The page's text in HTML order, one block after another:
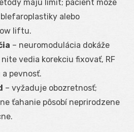
majú limit; pacient môže
alebo
liftu.
– neuromodulácia dokáže
vedia korekciu fixovať, RF
pevnosť.
– vyžaduje obozretnosť;
ťahanie pôsobí neprirodzene